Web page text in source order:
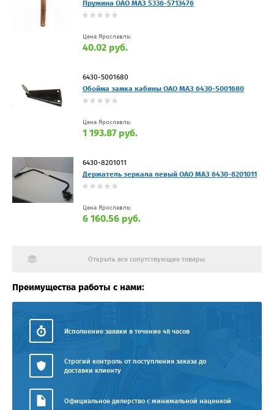
Пружина ОАО МАЗ 5336-5713476
Цена Ярославль:
40.02 руб.
6430-5001680
Обойма замка кабины ОАО МАЗ 6430-5001680
Цена Ярославль:
1 193.87 руб.
6430-8201011
Держатель зеркала левый ОАО МАЗ 6430-8201011
Цена Ярославль:
6 160.56 руб.
Открыть все сопутствующие товары
Преимущества работы с нами:
Исполнение заявки в течение 48 часов
Строгий контроль от поступления заказа до
доставки клиенту
Официальное дилерство с минимальной наценкой